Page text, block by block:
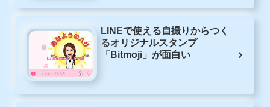
LINEで使える自撮りからつく
るオリジナルスタンプ
「Bitmoji」が面白い